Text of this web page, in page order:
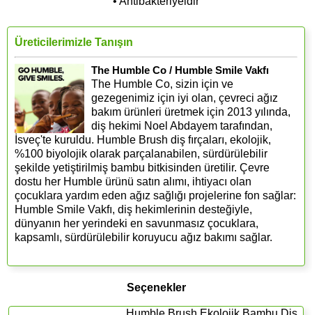
Üreticilerimizle Tanışın
The Humble Co / Humble Smile Vakfı
The Humble Co, sizin için ve
gezegenimiz için iyi olan, çevreci ağız
bakım ürünleri üretmek için 2013 yılında,
diş hekimi Noel Abdayem tarafından,
İsveç'te kuruldu. Humble Brush diş fırçaları, ekolojik,
%100 biyolojik olarak parçalanabilen, sürdürülebilir
şekilde yetiştirilmiş bambu bitkisinden üretilir. Çevre
dostu her Humble ürünü satın alımı, ihtiyacı olan
çocuklara yardım eden ağız sağlığı projelerine fon sağlar:
Humble Smile Vakfı, diş hekimlerinin desteğiyle,
dünyanın her yerindeki en savunmasız çocuklara,
kapsamlı, sürdürülebilir koruyucu ağız bakımı sağlar.
Seçenekler